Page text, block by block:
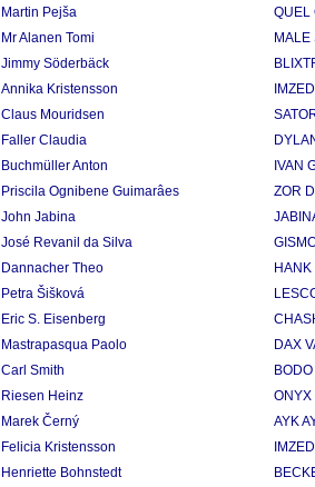
Martin Pejša QUEL
Mr Alanen Tomi MALE
Jimmy Söderbäck
Annika Kristensson
Claus Mouridsen
Faller Claudia
Buchmüller Anton IVAN
Priscila Ognibene Guimarâes ZOR
John Jabina
José Revanil da Silva
Dannacher Theo
Petra Šišková
Eric S. Eisenberg
Mastrapasqua Paolo DAX
Carl Smith
Riesen Heinz ONYX
Marek Černý AYK
Felicia Kristensson
Henriette Bohnstedt